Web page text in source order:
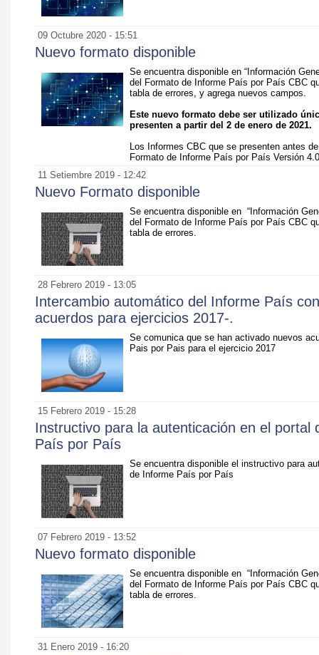
09 Octubre 2020 - 15:51
Nuevo formato disponible
Se encuentra disponible en “Información
del Formato de Informe País por País CBC
tabla de errores, y agrega nuevos campos.
Este nuevo formato debe ser utilizado
presenten a partir del 2 de enero de 2021.
Los Informes CBC que se presenten antes
Formato de Informe País por País Versión
11 Setiembre 2019 - 12:42
Nuevo Formato disponible
Se encuentra disponible en “Información
del Formato de Informe País por País CBC
tabla de errores.
28 Febrero 2019 - 13:05
Intercambio automático del Informe País
acuerdos para ejercicios 2017-.
Se comunica que se han activado nuevos
Pais por Pais para el ejercicio 2017
15 Febrero 2019 - 15:28
Instructivo para la autenticación en el portal
País por País
Se encuentra disponible el instructivo para
de Informe País por País
07 Febrero 2019 - 13:52
Nuevo formato disponible
Se encuentra disponible en “Información
del Formato de Informe País por País CBC
tabla de errores.
31 Enero 2019 - 16:20